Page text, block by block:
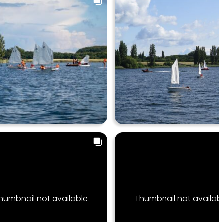
not available Thumbnail not